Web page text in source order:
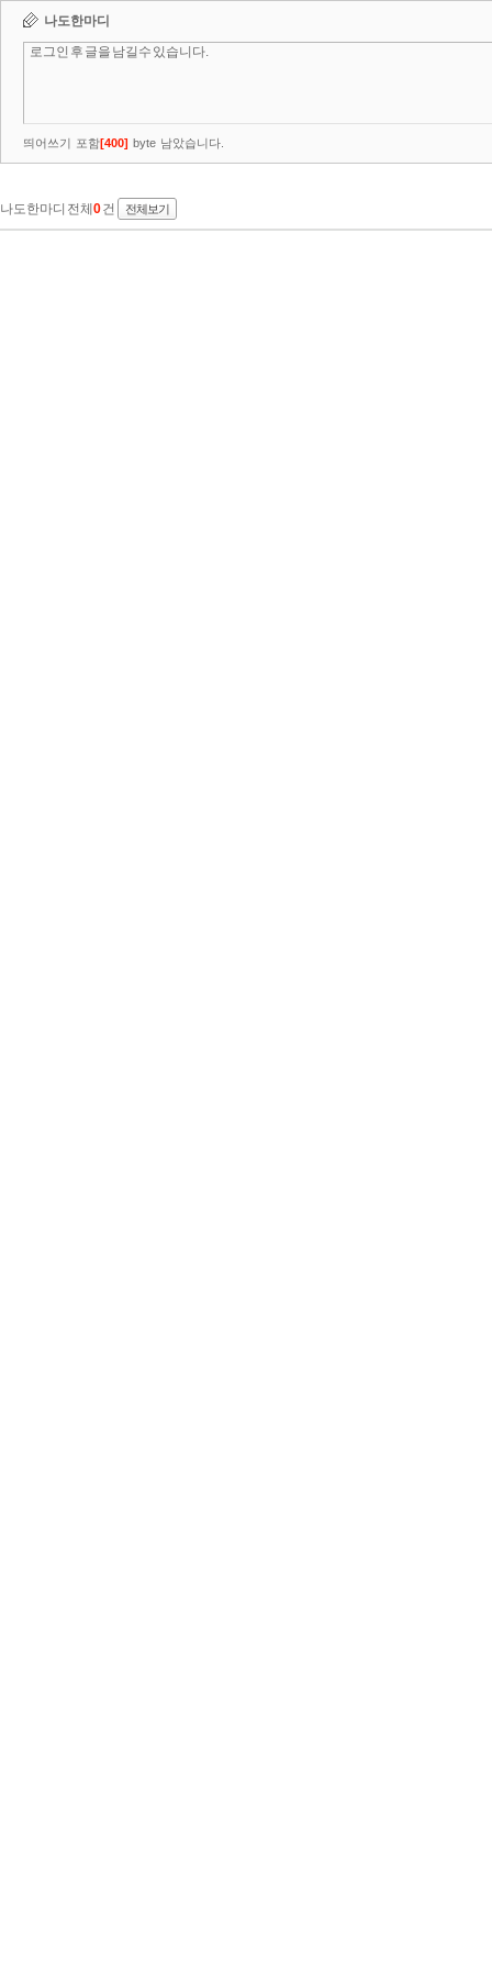
나도한마디
띄어쓰기 포함[400] byte 남았습니다.
나도한마디 전체 0건 전체보기